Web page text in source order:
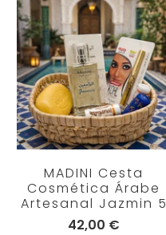
MADINI Cesta
Cosmética Árabe
Artesanal Jazmin 5
42,00 €